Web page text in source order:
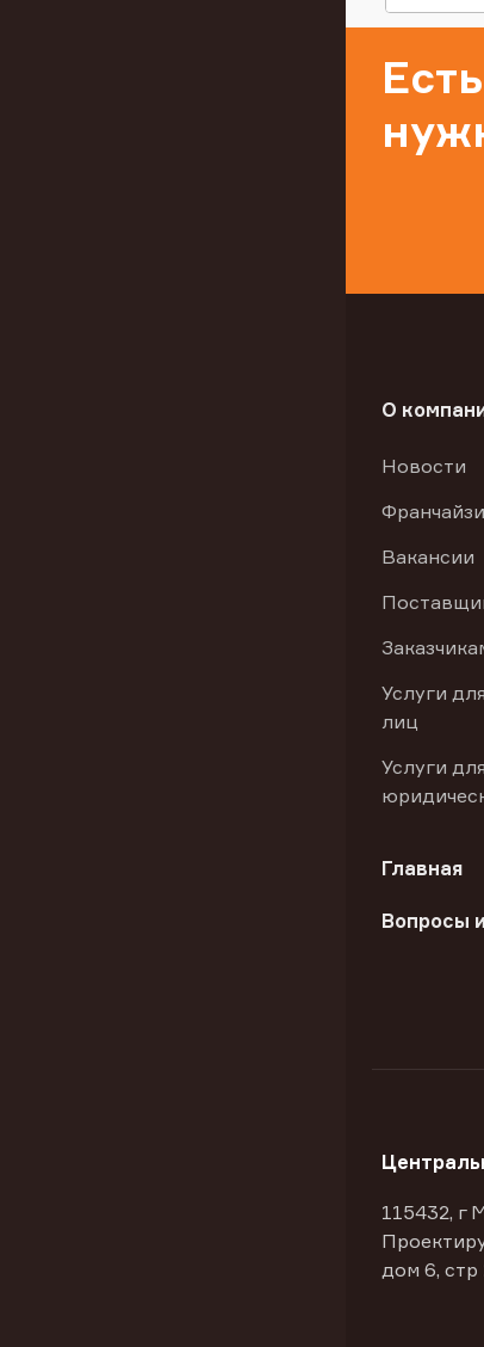
О
Новости
Вакансии
Услуги
лиц
Услуги для
Главная
Вопросы
115432, г
дом 6, стр